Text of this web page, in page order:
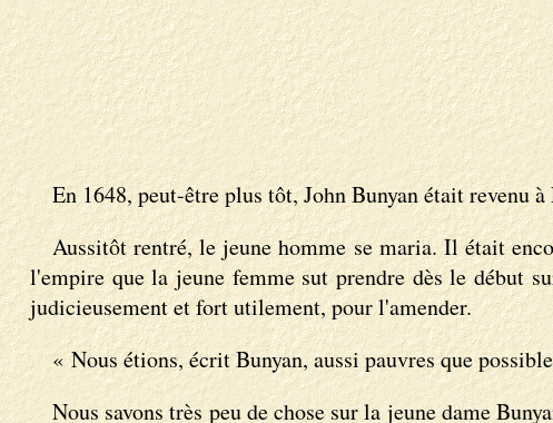
En 1648, peut-être plus tôt, John Bunyan était revenu
Aussitôt rentré, le jeune homme se maria. Il était
l'empire que la jeune femme sut prendre dès le début
judicieusement et fort utilement, pour l'amender.
« Nous étions, écrit Bunyan, aussi pauvres que
Nous savons très peu de chose sur la jeune dame